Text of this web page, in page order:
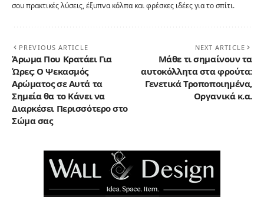
σου πρακτικές λύσεις, έξυπνα κόλπα και φρέσκες ιδέες για το σπίτι.
PREVIOUS ARTICLE
Άρωμα Που Κρατάει Για
Ώρες: Ο Ψεκασμός
Αρώματος σε Αυτά τα
Σημεία θα το Κάνει να
Διαρκέσει Περισσότερο στο
Σώμα σας
NEXT ARTICLE
Μάθε τι σημαίνουν τα
αυτοκόλλητα στα φρούτα:
Γενετικά Τροποποιημένα,
Οργανικά κ.α.